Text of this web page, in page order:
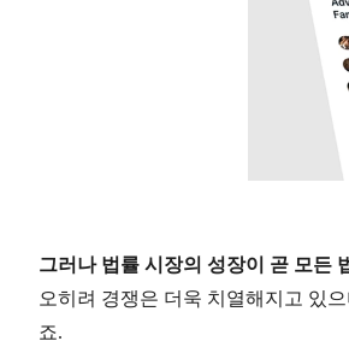
그러나 법률 시장의 성장이 곧 모든
오히려 경쟁은 더욱 치열해지고 있으
죠.